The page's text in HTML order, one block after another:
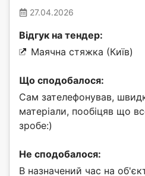
27.04.2026
Відгук на тендер:
Маячна стяжка (Київ)
Що сподобалося:
Сам зателефонував,
матеріали, пообіцяв що
зробе:)
Не сподобалося:
В назначений час на